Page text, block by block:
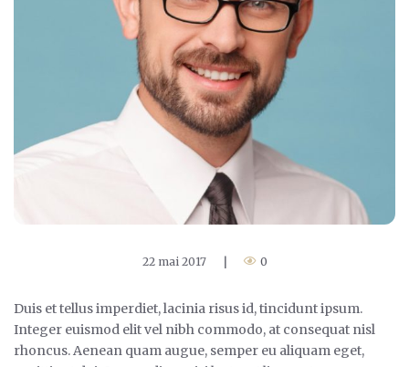
22 mai 2017 0
Duis et tellus imperdiet, lacinia risus id, tincidunt ipsum.
Integer euismod elit vel nibh commodo, at consequat nisl
rhoncus. Aenean quam augue, semper eu aliquam eget,